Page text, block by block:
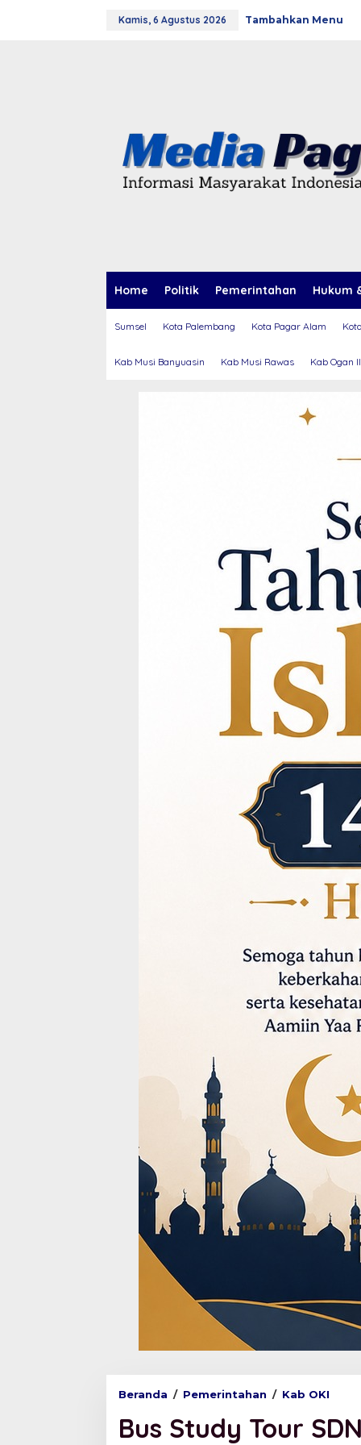
Kamis, 6 Agustus 2026 Tambahkan Menu
Home Politik Pemerintahan Hukum
Sumsel Kota Palembang Kota Pagar Alam
Kab Musi Banyuasin Kab Musi Rawas Kab Ogan
Beranda / Pemerintahan / Kab OKI
s
S
Bus Study Tour